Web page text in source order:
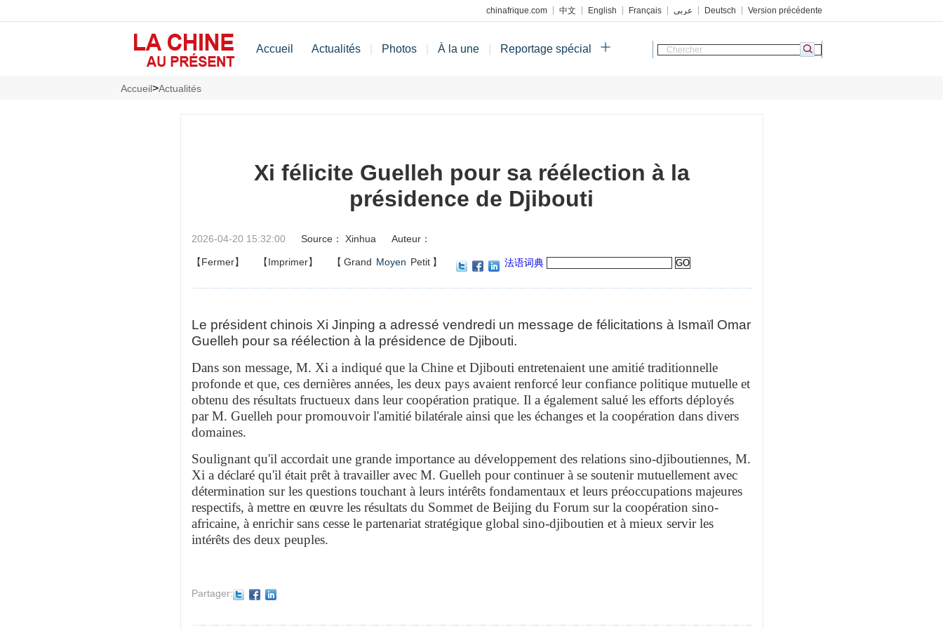
chinafrique.com 中文 English Français عربي Deutsch Version précédente
Accueil Actualités Photos À la une Reportage spécial
Accueil>Actualités
Xi félicite Guelleh pour sa réélection à la
présidence de Djibouti
2026-04-20 15:32:00 Source： Xinhua Auteur：
【Fermer】 【Imprimer】 【 Grand Moyen Petit 】 法语词典
Le président chinois Xi Jinping a adressé vendredi un message de félicitations à Ismaïl Omar
Guelleh pour sa réélection à la présidence de Djibouti.
Dans son message, M. Xi a indiqué que la Chine et Djibouti entretenaient une amitié traditionnelle
profonde et que, ces dernières années, les deux pays avaient renforcé leur confiance politique mutuelle et
obtenu des résultats fructueux dans leur coopération pratique. Il a également salué les efforts déployés
par M. Guelleh pour promouvoir l'amitié bilatérale ainsi que les échanges et la coopération dans divers
domaines.
Soulignant qu'il accordait une grande importance au développement des relations sino-djiboutiennes, M.
Xi a déclaré qu'il était prêt à travailler avec M. Guelleh pour continuer à se soutenir mutuellement avec
détermination sur les questions touchant à leurs intérêts fondamentaux et leurs préoccupations majeures
respectifs, à mettre en œuvre les résultats du Sommet de Beijing du Forum sur la coopération sino-
africaine, à enrichir sans cesse le partenariat stratégique global sino-djiboutien et à mieux servir les
intérêts des deux peuples.
Partager: